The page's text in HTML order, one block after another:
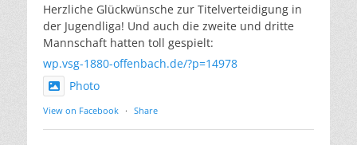
Herzliche Glückwünsche zur Titelverteidigung in
der Jugendliga! Und auch die zweite und dritte
Mannschaft hatten toll gespielt:
wp.vsg-1880-offenbach.de/?p=14978
Photo
View on Facebook · Share